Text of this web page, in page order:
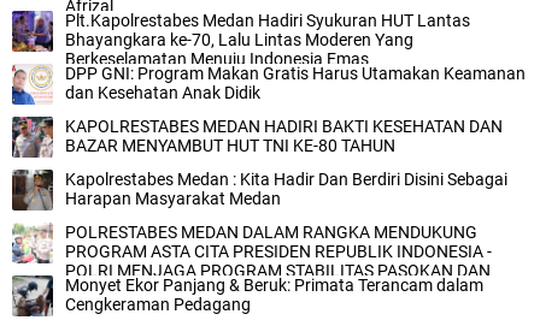
Afrizal
‎Plt.Kapolrestabes Medan Hadiri Syukuran HUT Lantas
Bhayangkara ke-70, Lalu Lintas Moderen Yang
Berkeselamatan Menuju Indonesia Emas‎
DPP GNI: Program Makan Gratis Harus Utamakan Keamanan
dan Kesehatan Anak Didik
‎KAPOLRESTABES MEDAN HADIRI BAKTI KESEHATAN DAN
BAZAR MENYAMBUT HUT TNI KE-80 TAHUN‎
Kapolrestabes Medan : Kita Hadir Dan Berdiri Disini Sebagai
Harapan Masyarakat Medan
POLRESTABES MEDAN DALAM RANGKA MENDUKUNG
PROGRAM ASTA CITA PRESIDEN REPUBLIK INDONESIA -
POLRI MENJAGA PROGRAM STABILITAS PASOKAN DAN
HARGA PANGAN
Monyet Ekor Panjang & Beruk: Primata Terancam dalam
Cengkeraman Pedagang